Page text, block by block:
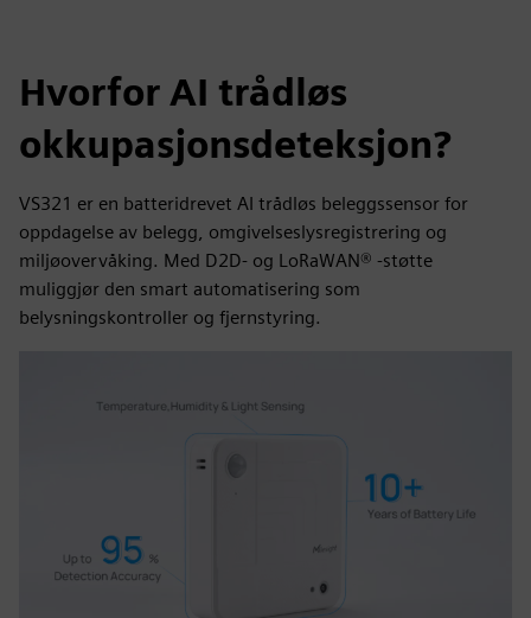
Hvorfor AI trådløs
okkupasjonsdeteksjon?
VS321 er en batteridrevet AI trådløs beleggssensor for
oppdagelse av belegg, omgivelseslysregistrering og
miljøovervåking. Med D2D- og LoRaWAN® -støtte
muliggjør den smart automatisering som
belysningskontroller og fjernstyring.